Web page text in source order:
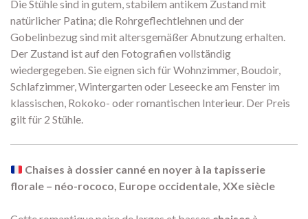
Die Stühle sind in gutem, stabilem antikem Zustand mit
natürlicher Patina; die Rohrgeflechtlehnen und der
Gobelinbezug sind mit altersgemäßer Abnutzung erhalten.
Der Zustand ist auf den Fotografien vollständig
wiedergegeben. Sie eignen sich für Wohnzimmer, Boudoir,
Schlafzimmer, Wintergarten oder Leseecke am Fenster im
klassischen, Rokoko- oder romantischen Interieur. Der Preis
gilt für 2 Stühle.
Chaises à dossier canné en noyer à la tapisserie
florale – néo-rococo, Europe occidentale, XXe siècle